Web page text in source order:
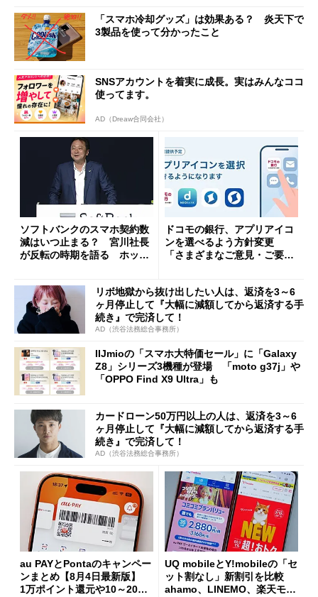
「スマホ冷却グッズ」は効果ある？ 炎天下で
3製品を使って分かったこと
SNSアカウントを着実に成長。実はみんなココ
使ってます。
AD（Dreaw合同会社）
ソフトバンクのスマホ契約数
減はいつ止まる？ 宮川社長
が反転の時期を語る ホッピ
ドコモの銀行、アプリアイコ
ンを選べるよう方針変更
「さまざまなご意見・ご要望
リボ地獄から抜け出したい人は、返済を3～6
ヶ月停止して『大幅に減額してから返済する手
続き』で完済して！
AD（渋谷法務総合事務所）
IIJmioの「スマホ大特価セール」に「Galaxy
Z8」シリーズ3機種が登場 「moto g37j」や
「OPPO Find X9 Ultra」も
カードローン50万円以上の人は、返済を3～6
ヶ月停止して『大幅に減額してから返済する手
続き』で完済して！
AD（渋谷法務総合事務所）
au PAYとPontaのキャンペー
ンまとめ【8月4日最新版】
1万ポイント還元や10～20％
UQ mobileとY!mobileの「セ
ット割なし」新割引を比較
ahamo、LINEMO、楽天モバ